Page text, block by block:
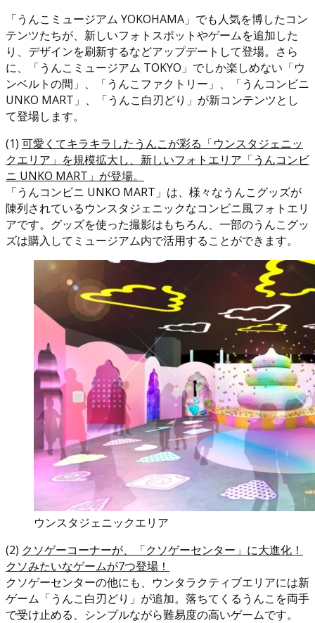
「うんこミュージアム YOKOHAMA」でも人気を博したコン
テンツたちが、新しいフォトスポットやゲームを追加した
り、デザインを刷新するなどアップデートして登場。さら
に、「うんこミュージアム TOKYO」でしか楽しめない「ウ
ンベルトの間」、「うんこファクトリー」、「うんコンビニ
UNKO MART」、「うんこ白刃どり」が新コンテンツとし
て登場します。
(1) 可愛くてキラキラしたうんこが彩る「ウンスタジェニッ
クエリア」を規模拡大し、新しいフォトエリア「うんコンビ
ニ UNKO MART」が登場。
「うんコンビニ UNKO MART」は、様々なうんこグッズが
陳列されているウンスタジェニックなコンビニ風フォトエリ
アです。グッズを使った撮影はもちろん、一部のうんこグッ
ズは購入してミュージアム内で活用することができます。
ウンスタジェニックエリア
(2) クソゲーコーナーが、「クソゲーセンター」に大進化！
クソみたいなゲームが7つ登場！
クソゲーセンターの他にも、ウンタラクティブエリアには新
ゲーム「うんこ白刃どり」が追加。落ちてくるうんこを両手
で受け止める、シンプルながら難易度の高いゲームです。